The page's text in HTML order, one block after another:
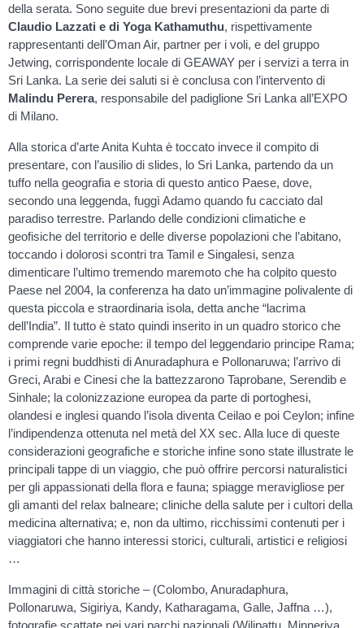
della serata. Sono seguite due brevi presentazioni da parte di
Claudio Lazzati e di Yoga Kathamuthu, rispettivamente
rappresentanti dell’Oman Air, partner per i voli, e del gruppo
Jetwing, corrispondente locale di GEAWAY per i servizi a terra in
Sri Lanka. La serie dei saluti si è conclusa con l’intervento di
Malindu Perera, responsabile del padiglione Sri Lanka all’EXPO
di Milano.
Alla storica d’arte Anita Kuhta è toccato invece il compito di
presentare, con l’ausilio di slides, lo Sri Lanka, partendo da un
tuffo nella geografia e storia di questo antico Paese, dove,
secondo una leggenda, fuggì Adamo quando fu cacciato dal
paradiso terrestre. Parlando delle condizioni climatiche e
geofisiche del territorio e delle diverse popolazioni che l’abitano,
toccando i dolorosi scontri tra Tamil e Singalesi, senza
dimenticare l’ultimo tremendo maremoto che ha colpito questo
Paese nel 2004, la conferenza ha dato un’immagine polivalente di
questa piccola e straordinaria isola, detta anche “lacrima
dell’India”. Il tutto è stato quindi inserito in un quadro storico che
comprende varie epoche: il tempo del leggendario principe Rama;
i primi regni buddhisti di Anuradaphura e Pollonaruwa; l’arrivo di
Greci, Arabi e Cinesi che la battezzarono Taprobane, Serendib e
Sinhale; la colonizzazione europea da parte di portoghesi,
olandesi e inglesi quando l’isola diventa Ceilao e poi Ceylon; infine
l’indipendenza ottenuta nel metà del XX sec. Alla luce di queste
considerazioni geografiche e storiche infine sono state illustrate le
principali tappe di un viaggio, che può offrire percorsi naturalistici
per gli appassionati della flora e fauna; spiagge meravigliose per
gli amanti del relax balneare; cliniche della salute per i cultori della
medicina alternativa; e, non da ultimo, ricchissimi contenuti per i
viaggiatori che hanno interessi storici, culturali, artistici e religiosi
…
Immagini di città storiche – (Colombo, Anuradaphura,
Pollonaruwa, Sigiriya, Kandy, Katharagama, Galle, Jaffna …),
fotografie scattate nei vari parchi nazionali (Wilipattu, Minneriya,